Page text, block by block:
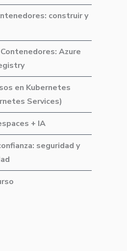
construir y
Azure
en Kubernetes
Services)
+ IA
seguridad y